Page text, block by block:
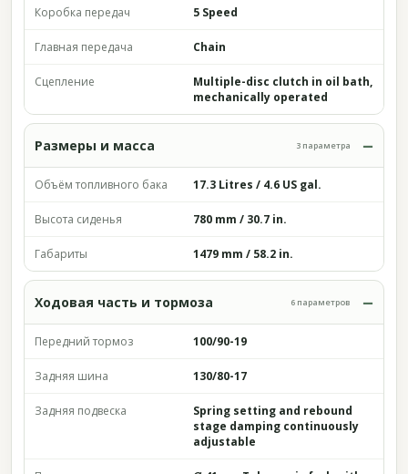
Коробка передач 5 Speed
Главная передача Chain
Сцепление
Multiple-disc clutch in oil bath,
mechanically operated
Размеры и масса 3 параметра
Объём топливного бака 17.3 Litres / 4.6 US gal.
Высота сиденья 780 mm / 30.7 in.
Габариты 1479 mm / 58.2 in.
Ходовая часть и тормоза 6 параметров
Передний тормоз 100/90-19
Задняя шина 130/80-17
Задняя подвеска
Spring setting and rebound
stage damping continuously
adjustable